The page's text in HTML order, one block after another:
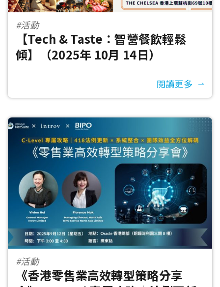
#活動
【Tech & Taste：智營餐飲輕鬆
傾】（2025年 10月 14日）
閱讀更多
#活動
《香港零售業高效轉型策略分享